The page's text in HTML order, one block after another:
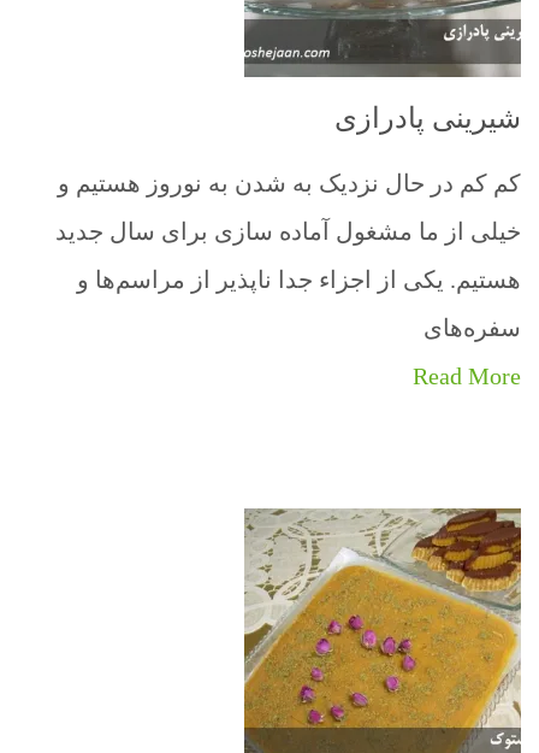
شیرینی پادرازی
کم کم در حال نزدیک به شدن به نوروز هستیم و
خیلی از ما مشغول آماده سازی برای سال جدید
هستیم. یکی از اجزاء جدا ناپذیر از مراسم‌ها و
سفره‌های
Read More